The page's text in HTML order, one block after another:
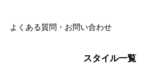
よくある質問・お問い合わせ
スタイル一覧